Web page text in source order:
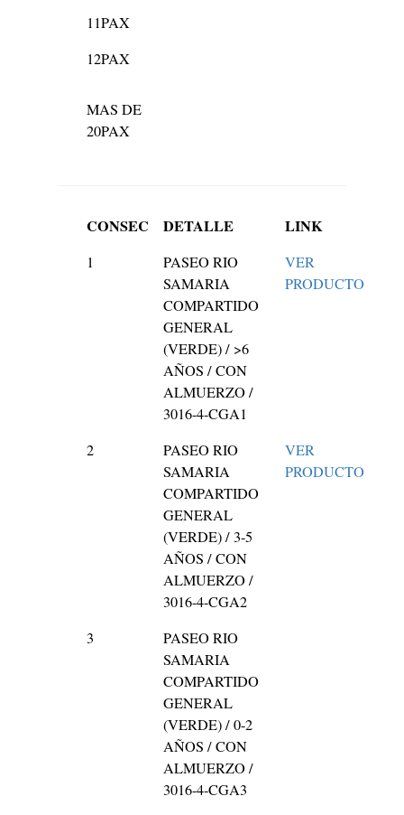
11PAX
12PAX
MAS DE
20PAX
CONSEC DETALLE LINK
1
PASEO RIO
SAMARIA
COMPARTIDO
GENERAL
(VERDE) / >6
AÑOS / CON
ALMUERZO /
3016-4-CGA1
VER
PRODUCTO
2
PASEO RIO
SAMARIA
COMPARTIDO
GENERAL
(VERDE) / 3-5
AÑOS / CON
ALMUERZO /
3016-4-CGA2
VER
PRODUCTO
3
PASEO RIO
SAMARIA
COMPARTIDO
GENERAL
(VERDE) / 0-2
AÑOS / CON
ALMUERZO /
3016-4-CGA3